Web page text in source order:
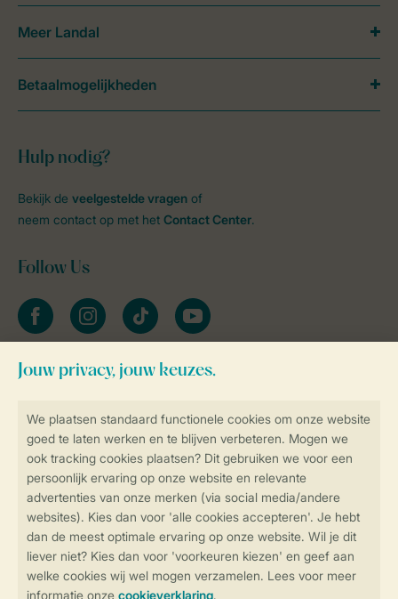
Controle over jouw gegevens &
Veilig en snel online boeken
Veilige gegevensoverdracht
Veilige betaling
Hulp nodig?
Bekijk de veelgestelde vragen of
neem contact op met het Contact Center.
Follow Us
facebookinstagramtiktok youtube
Blijf op de hoogte
Meer Landal
Betaalmogelijkheden